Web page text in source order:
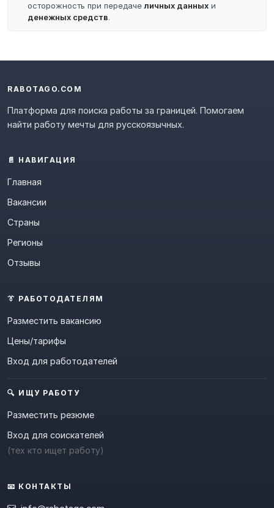
осторожность при передачеличных данных и
денежных средств.
RABOTAGO.COM
Платформа для поиска работы за границей. Помогаем
найти работу мечты для русскоязычных.
📄 НАВИГАЦИЯ
Главная
Вакансии
Страны
Регионы
Отзывы
👔 РАБОТОДАТЕЛЯМ
Разместить вакансию
Цены/тарифы
Вход для работодателей
🔍 ИЩУ РАБОТУ
Разместить резюме
Вход для соискателей
(тех кто ищет работу)
📧 КОНТАКТЫ